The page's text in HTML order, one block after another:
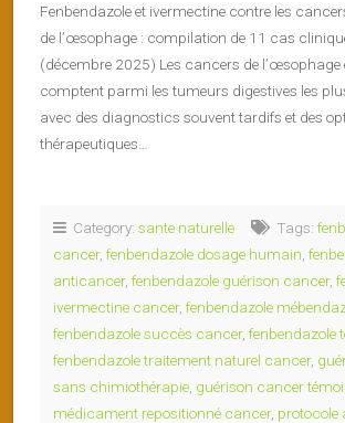
Fenbendazole et ivermectine contre les
de l’œsophage : compilation de 11 cas
(décembre 2025) Les cancers de l’œsophage
comptent parmi les tumeurs digestives les
avec des diagnostics souvent tardifs et des
thérapeutiques…
Category: sante naturelle Tags:
cancer, fenbendazole dosage humain
anticancer, fenbendazole guérison cancer,
ivermectine cancer, fenbendazole
fenbendazole succès cancer, fenbendazole
fenbendazole traitement naturel cancer,
sans chimiothérapie guérison cancer
médicament repositionné cancer, protocole